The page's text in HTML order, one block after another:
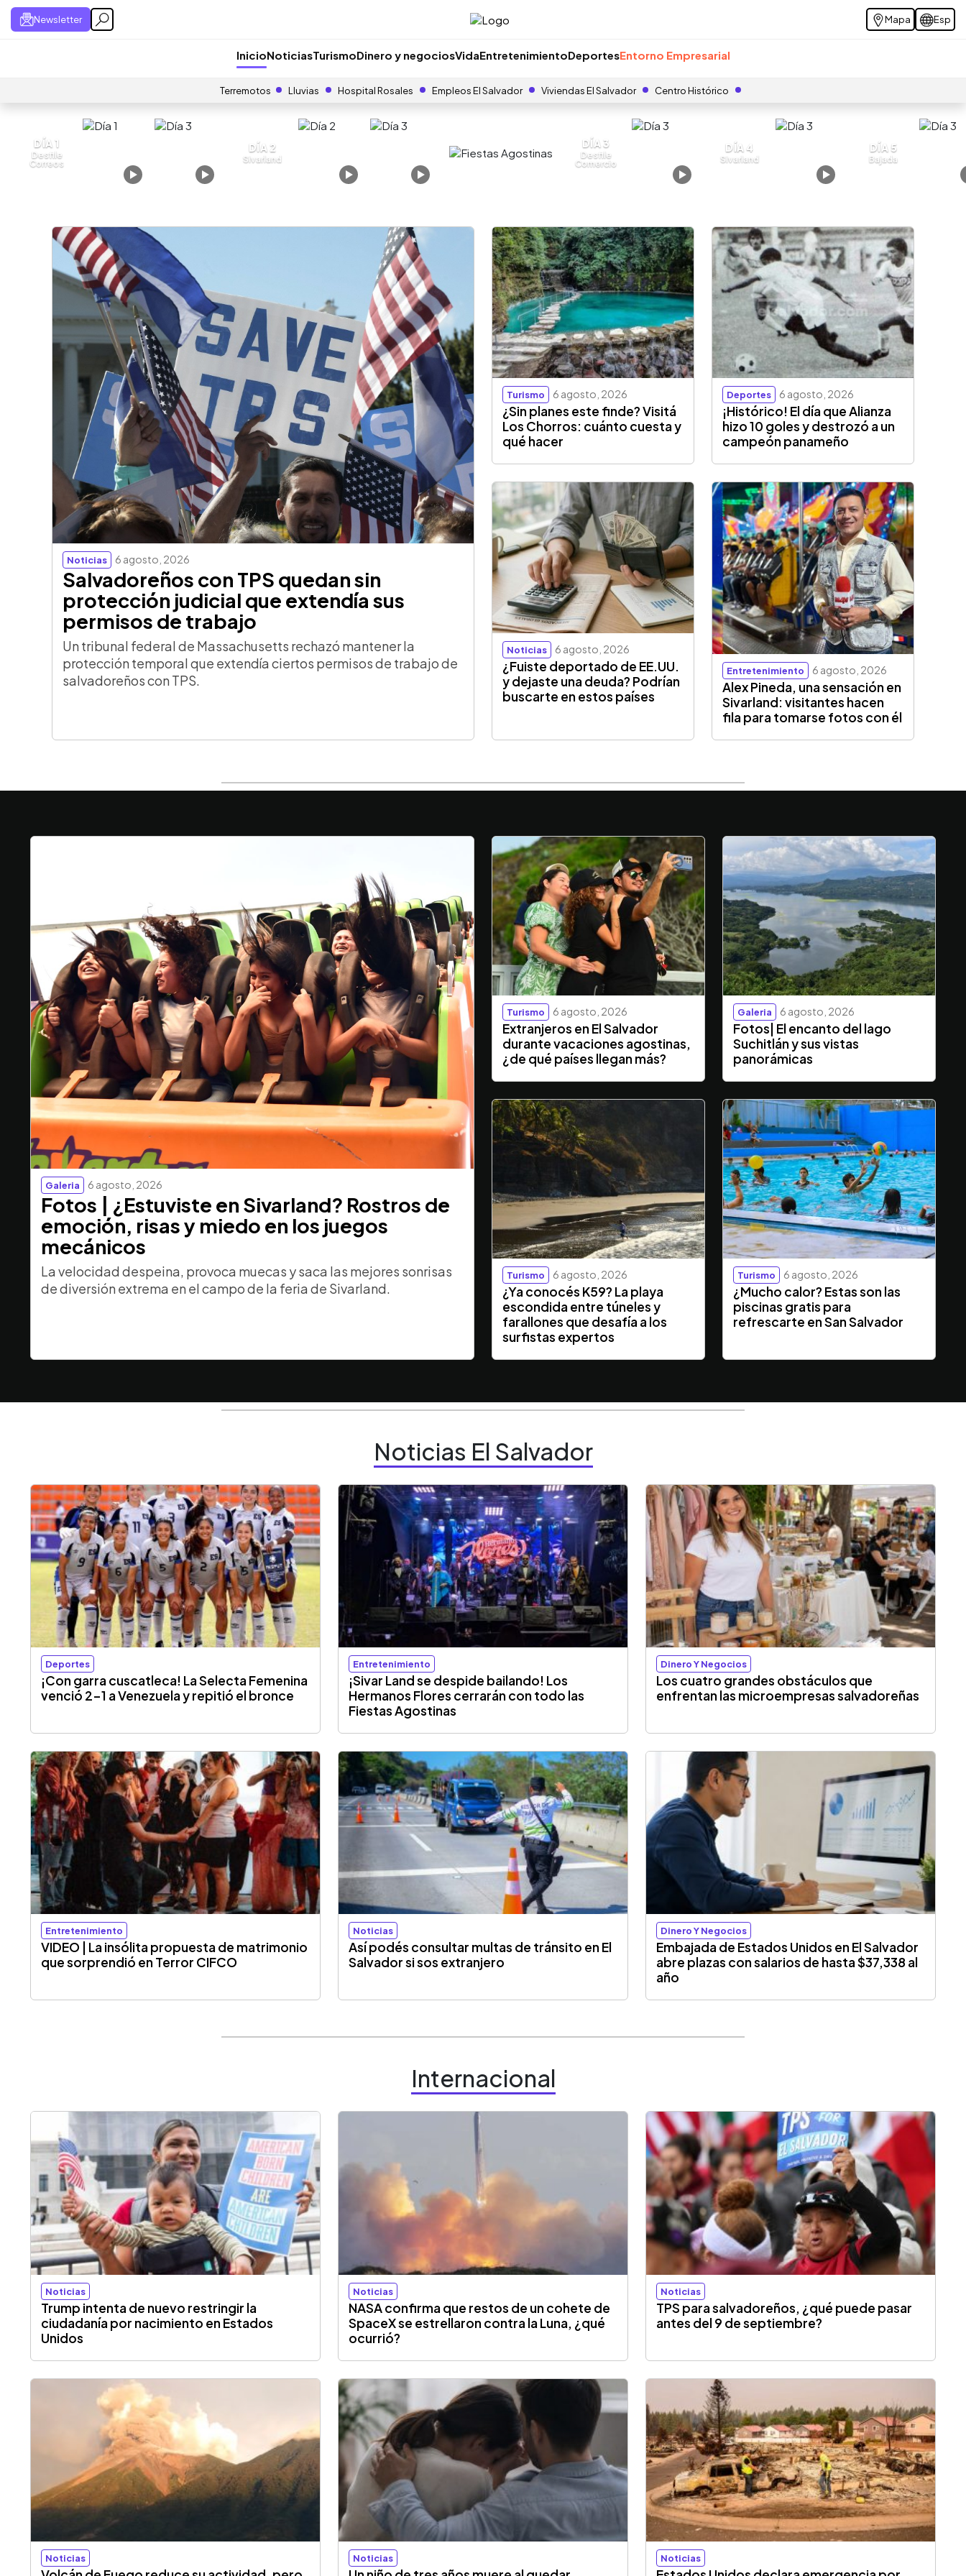
Newsletter Mapa Esp
InicioNoticiasTurismoDinero y negociosVidaEntretenimientoDeportesEntorno Empresarial
Terremotos Lluvias Hospital Rosales Empleos El Salvador Viviendas El Salvador Centro Histórico
DÍA 1
Desfile
Correos
DÍA 2
Sivarland
DÍA 3
Desfile
Comercio
DÍA 4
Sivarland
DÍA 5
Bajada
Noticias 6 agosto, 2026
Salvadoreños con TPS quedan sin
protección judicial que extendía sus
permisos de trabajo
Un tribunal federal de Massachusetts rechazó mantener la
protección temporal que extendía ciertos permisos de trabajo de
salvadoreños con TPS.
Turismo 6 agosto, 2026
¿Sin planes este finde? Visitá
Los Chorros: cuánto cuesta y
qué hacer
Deportes 6 agosto, 2026
¡Histórico! El día que Alianza
hizo 10 goles y destrozó a un
campeón panameño
Noticias 6 agosto, 2026
¿Fuiste deportado de EE.UU.
y dejaste una deuda? Podrían
buscarte en estos países
Entretenimiento 6 agosto, 2026
Alex Pineda, una sensación en
Sivarland: visitantes hacen
fila para tomarse fotos con él
Galeria 6 agosto, 2026
Fotos | ¿Estuviste en Sivarland? Rostros de
emoción, risas y miedo en los juegos
mecánicos
La velocidad despeina, provoca muecas y saca las mejores sonrisas
de diversión extrema en el campo de la feria de Sivarland.
Turismo 6 agosto, 2026
Extranjeros en El Salvador
durante vacaciones agostinas,
¿de qué países llegan más?
Galeria 6 agosto, 2026
Fotos| El encanto del lago
Suchitlán y sus vistas
panorámicas
Turismo 6 agosto, 2026
¿Ya conocés K59? La playa
escondida entre túneles y
farallones que desafía a los
surfistas expertos
Turismo 6 agosto, 2026
¿Mucho calor? Estas son las
piscinas gratis para
refrescarte en San Salvador
Noticias El Salvador
Deportes
¡Con garra cuscatleca! La Selecta Femenina
venció 2-1 a Venezuela y repitió el bronce
Entretenimiento
¡Sivar Land se despide bailando! Los
Hermanos Flores cerrarán con todo las
Fiestas Agostinas
Dinero Y Negocios
Los cuatro grandes obstáculos que
enfrentan las microempresas salvadoreñas
Entretenimiento
VIDEO | La insólita propuesta de matrimonio
que sorprendió en Terror CIFCO
Noticias
Así podés consultar multas de tránsito en El
Salvador si sos extranjero
Dinero Y Negocios
Embajada de Estados Unidos en El Salvador
abre plazas con salarios de hasta $37,338 al
año
Internacional
Noticias
Trump intenta de nuevo restringir la
ciudadanía por nacimiento en Estados
Unidos
Noticias
NASA confirma que restos de un cohete de
SpaceX se estrellaron contra la Luna, ¿qué
ocurrió?
Noticias
TPS para salvadoreños, ¿qué puede pasar
antes del 9 de septiembre?
Noticias Noticias Noticias